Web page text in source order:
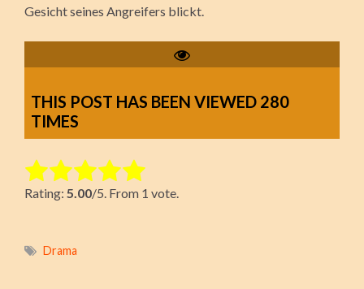
Gesicht seines Angreifers blickt.
THIS POST HAS BEEN VIEWED 280
TIMES
Rate this item:
Submit Rating
Rating: 5.00/5. From 1 vote.
Drama